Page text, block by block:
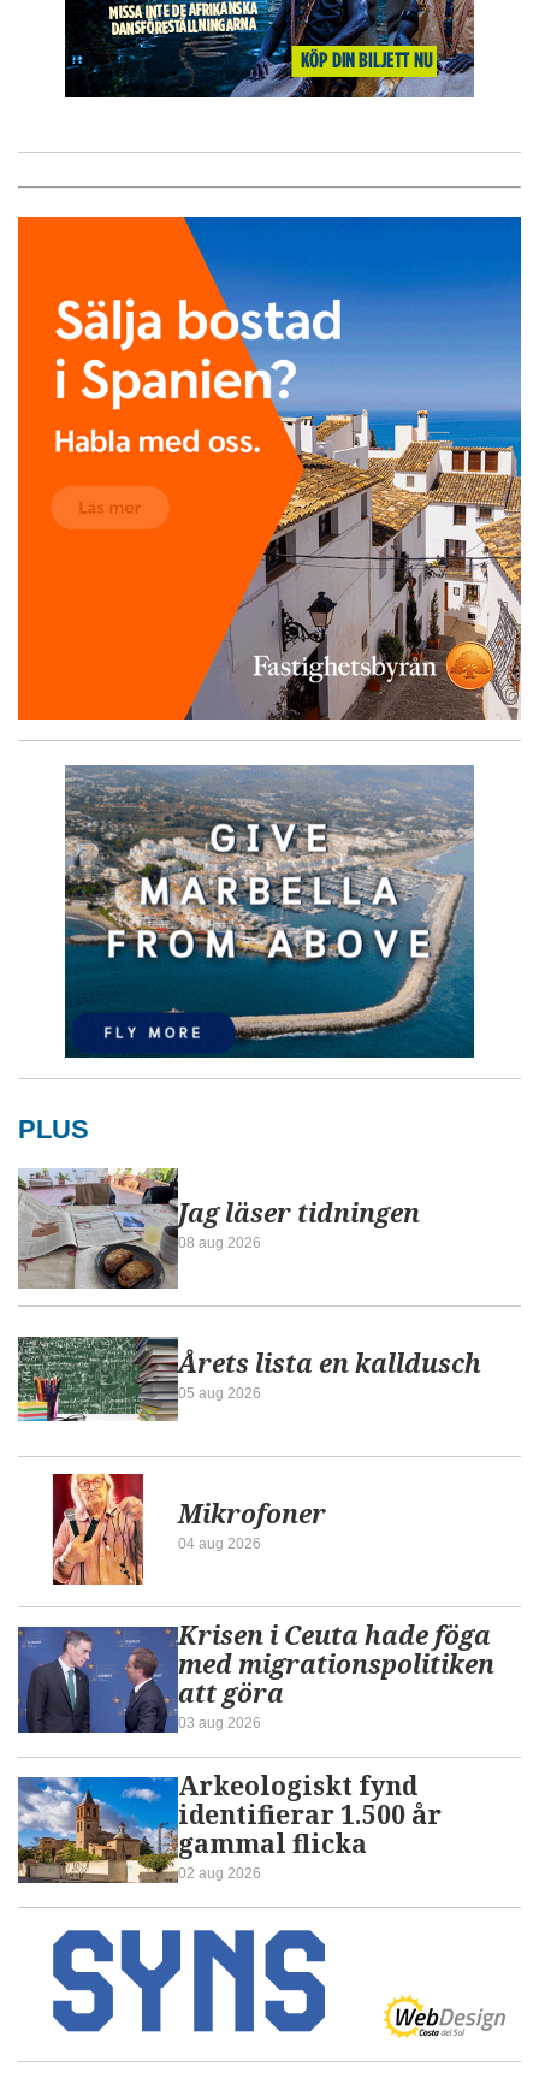
PLUS
Jag läser tidningen
08 aug 2026
Årets lista en kalldusch
05 aug 2026
Mikrofoner
04 aug 2026
Krisen i Ceuta hade föga
med migrationspolitiken
att göra
03 aug 2026
Arkeologiskt fynd
identifierar 1.500 år
gammal flicka
02 aug 2026